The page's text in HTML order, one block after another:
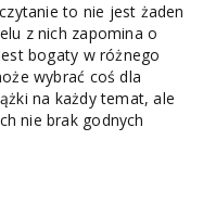
to nie jest żaden
z nich zapomina o
bogaty w różnego
wybrać coś dla
na każdy temat, ale
nie brak godnych